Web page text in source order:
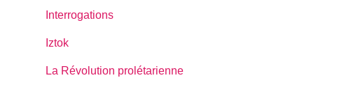
Interrogations
Iztok
La Révolution prolétarienne